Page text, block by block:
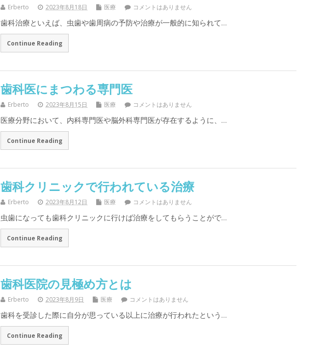
Erberto 2023年8月18日 医療 コメントはありません
歯科治療といえば、虫歯や歯周病の予防や治療が一般的に知られて…
Continue Reading
歯科医にまつわる専門医
Erberto 2023年8月15日 医療 コメントはありません
医療分野において、内科専門医や脳外科専門医が存在するように、…
Continue Reading
歯科クリニックで行われている治療
Erberto 2023年8月12日 医療 コメントはありません
虫歯になっても歯科クリニックに行けば治療をしてもらうことがで…
Continue Reading
歯科医院の見極め方とは
Erberto 2023年8月9日 医療 コメントはありません
歯科を受診した際に自分が思っている以上に治療が行われたという…
Continue Reading